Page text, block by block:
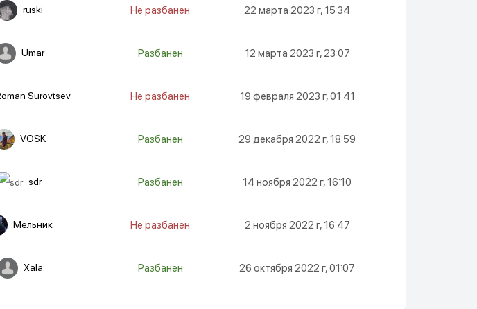
ruski Не разбанен 22 марта 2023 г, 15:34
Umar Разбанен 12 марта 2023 г, 23:07
Surovtsev Не разбанен 19 февраля 2023 г, 01:41
VOSK Разбанен 29 декабря 2022 г, 18:59
sdr Разбанен 14 ноября 2022 г, 16:10
Мельник Не разбанен 2 ноября 2022 г, 16:47
Xala Разбанен 26 октября 2022 г, 01:07